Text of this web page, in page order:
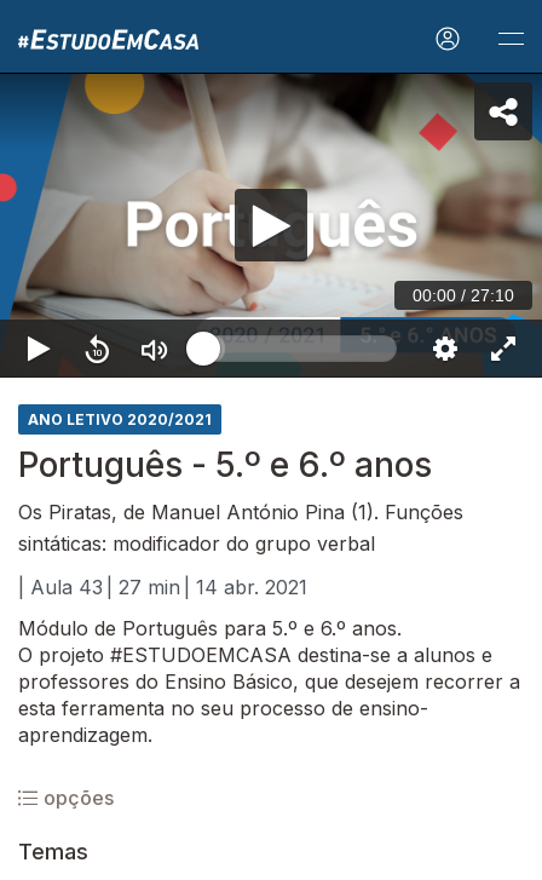
00:00 / 27:10
ANO LETIVO 2020/2021
Português - 5.º e 6.º anos
Os Piratas, de Manuel António Pina (1). Funções
sintáticas: modificador do grupo verbal
| Aula 43
| 27 min
| 14 abr. 2021
Módulo de Português para 5.º e 6.º anos.
O projeto #ESTUDOEMCASA destina-se a alunos e
professores do Ensino Básico, que desejem recorrer a
esta ferramenta no seu processo de ensino-
aprendizagem.
opções
Temas